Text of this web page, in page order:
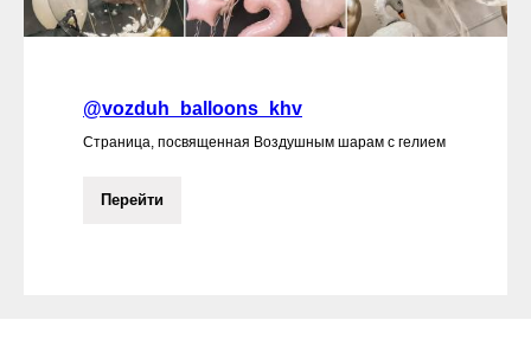
@vozduh_balloons_khv
Страница, посвященная Воздушным шарам с гелием
Перейти